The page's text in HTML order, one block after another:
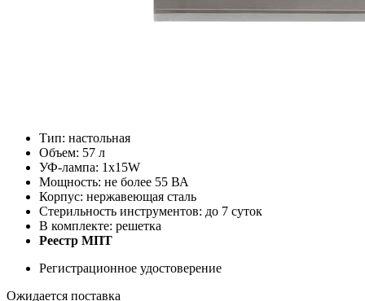
Тип: настольная
Объем: 57 л
УФ-лампа: 1х15W
Мощность: не более 55 ВА
Корпус: нержавеющая сталь
Стерильность инструментов: до 7 суток
В комплекте: решетка
Реестр МПТ
Регистрационное удостоверение
Ожидается поставка